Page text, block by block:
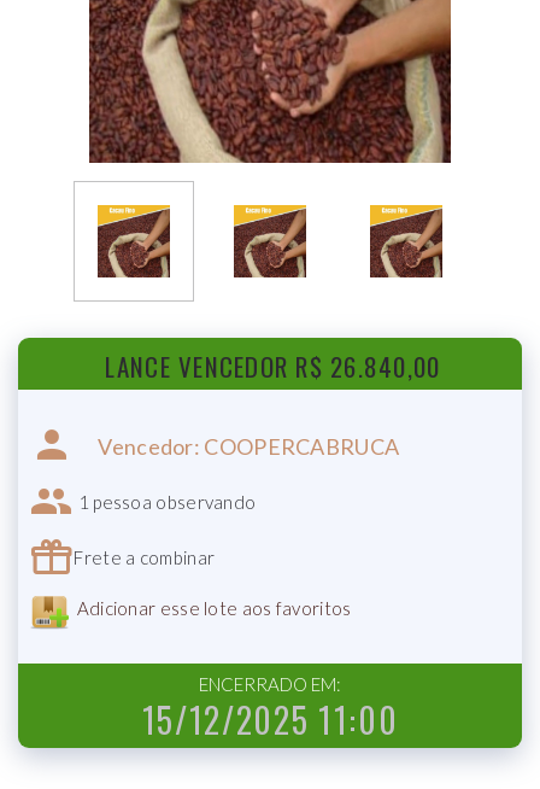
LANCE VENCEDOR R$ 26.840,00
Vencedor: COOPERCABRUCA
1 pessoa observando
Frete a combinar
Adicionar esse lote aos favoritos
ENCERRADO EM:
15/12/2025 11:00